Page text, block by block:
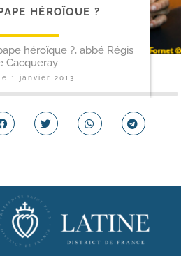
HÉROÏQUE ?
héroïque ?, abbé Régis
Cacqueray
1 janvier 2013